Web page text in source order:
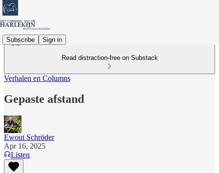
Subscribe Sign in
Read distraction-free on Substack
Verhalen en Columns
Gepaste afstand
Ewout Schröder
Apr 16, 2025
Listen